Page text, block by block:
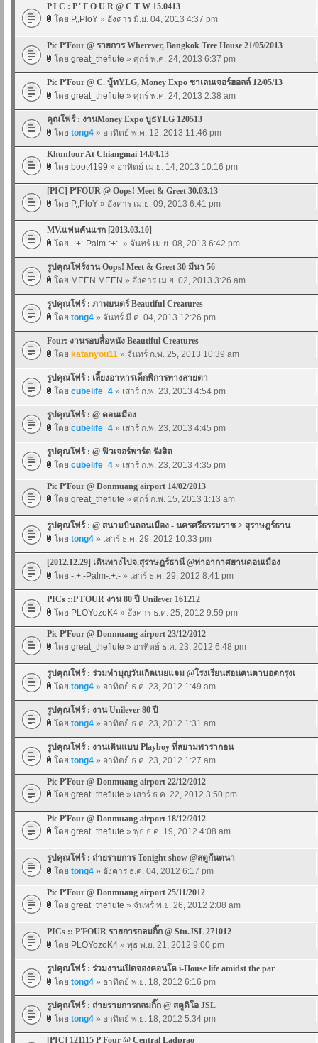
P I C : P ' F O U R @ C T W 15.0413
โดย P,,PloY » อังคาร มิ.ย. 04, 2013 4:37 pm
Pic P'Four @ รายการ Wherever, Bangkok Tree House 21/05/2013
โดย great_theflute » ศุกร์ พ.ค. 24, 2013 6:37 pm
Pic P'Four @ C. บู้ทYLG, Money Expo ชาเลนเจอร์ฮอลล์ 12/05/13
โดย great_theflute » ศุกร์ พ.ค. 24, 2013 2:38 am
คุณโฟร์ : งานMoney Expo บูธYLG 120513
โดย tong4 » อาทิตย์ พ.ค. 12, 2013 11:46 pm
Khunfour At Chiangmai 14.04.13
โดย boot4199 » อาทิตย์ เม.ย. 14, 2013 10:16 pm
[PIC] P'FOUR @ Oops! Meet & Greet 30.03.13
โดย P,,PloY » อังคาร เม.ย. 09, 2013 6:41 pm
MV.แฟนคันแรก [2013.03.10]
โดย -:+:-Palm-:+:- » จันทร์ เม.ย. 08, 2013 6:42 pm
รูปคุณโฟร์งาน Oops! Meet & Greet 30 มีนา 56
โดย MEEN.MEEN » อังคาร เม.ย. 02, 2013 3:26 am
รูปคุณโฟร์ : ภาพยนตร์ Beautiful Creatures
โดย tong4 » จันทร์ มี.ค. 04, 2013 12:26 pm
Four: งานรอบสื่อหนัง Beautiful Creatures
โดย katanyou11 » จันทร์ ก.พ. 25, 2013 10:39 am
รูปคุณโฟร์ : เลี้ยงอาหารเด็กพิการทางสายตา
โดย cubelife_4 » เสาร์ ก.พ. 23, 2013 4:54 pm
รูปคุณโฟร์ : @ ดอนเมือง
โดย cubelife_4 » เสาร์ ก.พ. 23, 2013 4:45 pm
รูปคุณโฟร์ : @ ฟิวเจอร์พาร์ด รังสิต
โดย cubelife_4 » เสาร์ ก.พ. 23, 2013 4:35 pm
Pic P'Four @ Donmuang airport 14/02/2013
โดย great_theflute » ศุกร์ ก.พ. 15, 2013 1:13 am
รูปคุณโฟร์ : @ สนามบินดอนเมือง - นครศรีธรรมราช > สุราษฎร์ธาน
โดย tong4 » เสาร์ ธ.ค. 29, 2012 10:33 pm
[2012.12.29] เดินทางไปจ.สุราษฎร์ธานี @ท่าอากาศยานดอนเมือง
โดย -:+:-Palm-:+:- » เสาร์ ธ.ค. 29, 2012 8:41 pm
PICs ::P'FOUR งาน 80 ปี Unilever 161212
โดย PLOYozoK4 » อังคาร ธ.ค. 25, 2012 9:59 pm
Pic P'Four @ Donmuang airport 23/12/2012
โดย great_theflute » อาทิตย์ ธ.ค. 23, 2012 6:48 pm
รูปคุณโฟร์ : ร่วมทำบุญวันเกิดเนยแจม @โรงเรียนสอนคนตาบอดกรุงเ
โดย tong4 » อาทิตย์ ธ.ค. 23, 2012 1:49 am
รูปคุณโฟร์ : งาน Unilever 80 ปี
โดย tong4 » อาทิตย์ ธ.ค. 23, 2012 1:31 am
รูปคุณโฟร์ : งานเดินแบบ Playboy ที่สยามพารากอน
โดย tong4 » อาทิตย์ ธ.ค. 23, 2012 1:27 am
Pic P'Four @ Donmuang airport 22/12/2012
โดย great_theflute » เสาร์ ธ.ค. 22, 2012 3:50 pm
Pic P'Four @ Donmuang airport 18/12/2012
โดย great_theflute » พุธ ธ.ค. 19, 2012 4:08 am
รูปคุณโฟร์ : ถ่ายรายการ Tonight show @สตูกันตนา
โดย tong4 » อังคาร ธ.ค. 04, 2012 6:17 pm
Pic P'Four @ Donmuang airport 25/11/2012
โดย great_theflute » จันทร์ พ.ย. 26, 2012 2:08 am
PICs :: P'FOUR รายการกลมกิ๊ก @ Stu.JSL 271012
โดย PLOYozoK4 » พุธ พ.ย. 21, 2012 9:00 pm
รูปคุณโฟร์ : ร่วมงานเปิดจองคอนโด i-House life amidst the par
โดย tong4 » อาทิตย์ พ.ย. 18, 2012 6:16 pm
รูปคุณโฟร์ : ถ่ายรายการกลมกิ๊ก @ สตูดิโอ JSL
โดย tong4 » อาทิตย์ พ.ย. 18, 2012 5:34 pm
[PIC] 121115 P'Four @ Central Ladprao